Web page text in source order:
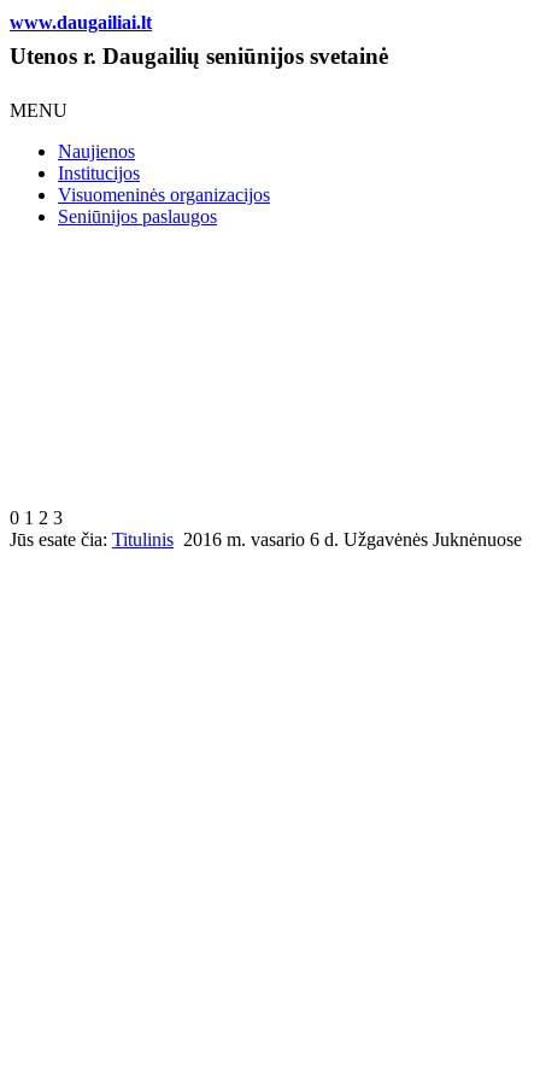
www.daugailiai.lt
Utenos r. Daugailių seniūnijos svetainė
MENU
Naujienos
Institucijos
Visuomeninės organizacijos
Seniūnijos paslaugos
0 1 2 3
Jūs esate čia: Titulinis 2016 m. vasario 6 d. Užgavėnės Juknėnuose